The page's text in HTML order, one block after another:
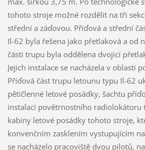
tohoto stroje možné rozdělit na tři
střední a záďovou. Příďová a střední
Il-62 byla řešena jako přetlaková a od
části trupu byla oddělena dvojicí
Jejich instalace se nacházela v oblasti
Příďová část trupu letounu typu Il-62
pětičlenné letové posádky, šachtu
instalaci povětrnostního radiolokátoru
kabiny letové posádky tohoto stroje,
konvenčním zasklením vystupujícím
se nacházelo pracoviště dvou pilotů,